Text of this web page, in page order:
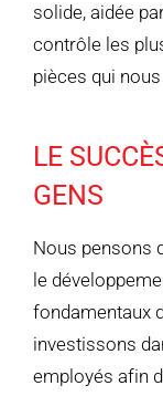
solide, aidée
contrôle les
pièces qui
LE
GENS
Nous pensons
le
fondamentaux
investissons
employés afin